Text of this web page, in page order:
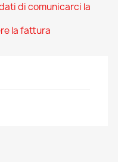
di comunicarci la
la fattura